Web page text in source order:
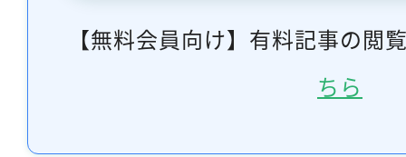
【無料会員向け】有料記事の閲
ちら